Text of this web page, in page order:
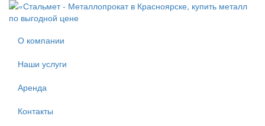
О компании
Наши услуги
Аренда
Контакты